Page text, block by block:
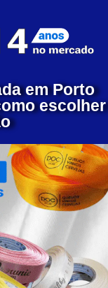
em Porto
escolher